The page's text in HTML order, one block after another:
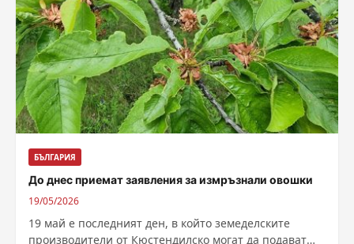
БЪЛГАРИЯ
До днес приемат заявления за измръзнали овошки
19/05/2026
19 май е последният ден, в който земеделските
производители от Кюстендилско могат да подават